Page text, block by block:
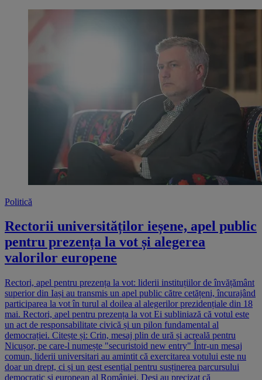
Politică
Rectorii universităților ieșene, apel public
pentru prezența la vot și alegerea
valorilor europene
Rectori, apel pentru prezența la vot: liderii instituțiilor de învățământ
superior din Iași au transmis un apel public către cetățeni, încurajând
participarea la vot în turul al doilea al alegerilor prezidențiale din 18
mai. Rectori, apel pentru prezența la vot Ei subliniază că votul este
un act de responsabilitate civică și un pilon fundamental al
democrației. Citește și: Crin, mesaj plin de ură și acreală pentru
Nicușor, pe care-l numește "securistoid new entry" Într-un mesaj
comun, liderii universitari au amintit că exercitarea votului este nu
doar un drept, ci și un gest esențial pentru susținerea parcursului
democratic și european al României. Deși au precizat că